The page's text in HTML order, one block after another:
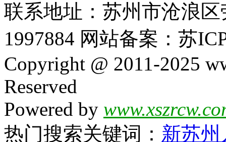
联系地址：苏州市沧浪
1997884 网站备案：苏
Copyright @ 2011-2025
Reserved
Powered by
热门搜索关键词： 新苏